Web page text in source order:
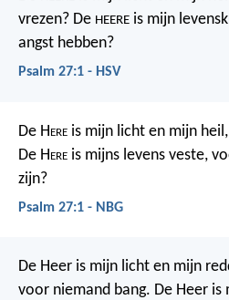
vrezen? De HEERE is mijn
angst hebben?
Psalm 27:1 - HSV
De Here is mijn licht en mijn heil,
De Here is mijns levens veste,
zijn?
Psalm 27:1 - NBG
De Heer is mijn licht en mijn
voor niemand bang. De Heer is